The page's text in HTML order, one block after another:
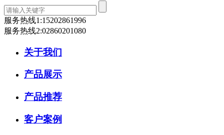
服务热线1:15202861996
服务热线2:02860201080
关于我们
产品展示
产品推荐
客户案例